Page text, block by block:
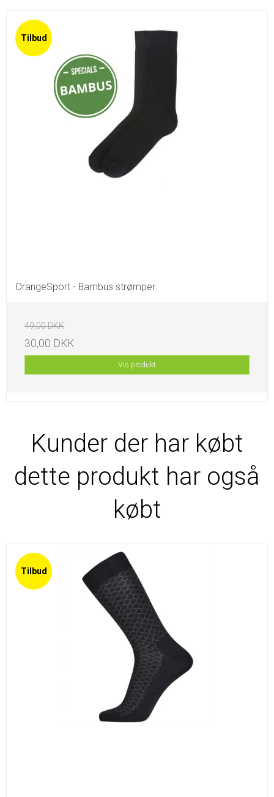
Tilbud
OrangeSport - Bambus strømper
49,00 DKK
30,00 DKK
Vis produkt
Kunder der har købt
dette produkt har også
købt
Tilbud